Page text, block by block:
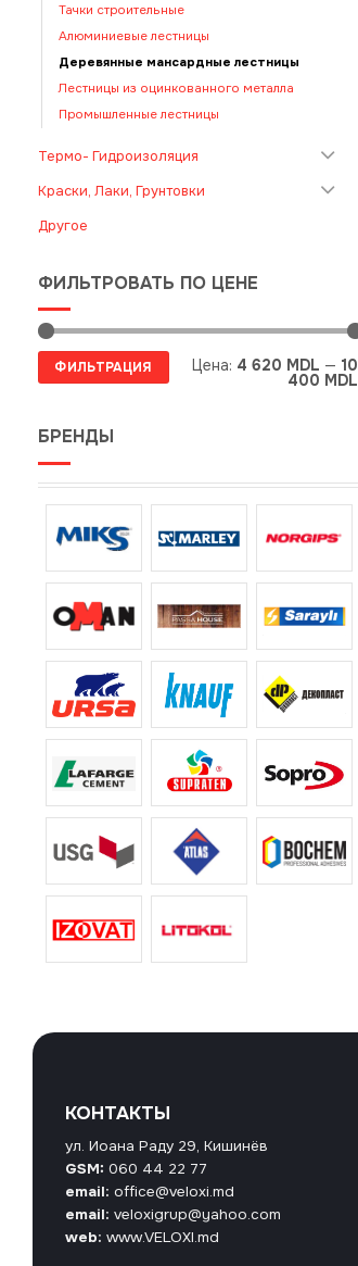
Тачки строительные
Алюминиевые лестницы
Деревянные мансардные лестницы
Лестницы из оцинкованного металла
Промышленные лестницы
Термо- Гидроизоляция
Краски, Лаки, Грунтовки
Другое
ФИЛЬТРОВАТЬ ПО ЦЕНЕ
Минимальная
цена
Максимальная
цена
ФИЛЬТРАЦИЯ Цена: 4 620 MDL — 10
400 MDL
БРЕНДЫ
КОНТАКТЫ
ул. Иоана Раду 29, Кишинёв
GSM: 060 44 22 77
email: office@veloxi.md
email: veloxigrup@yahoo.com
web: www.VELOXI.md